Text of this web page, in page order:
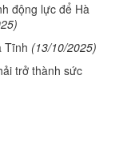
động lực để Hà
Tĩnh (13/10/2025)
trở thành sức